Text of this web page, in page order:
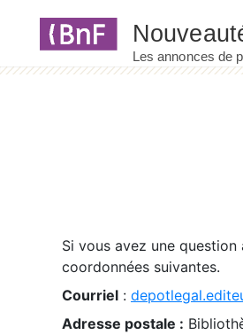
Si vous avez une
coordonnées suivantes.
Courriel :
Adresse postale :